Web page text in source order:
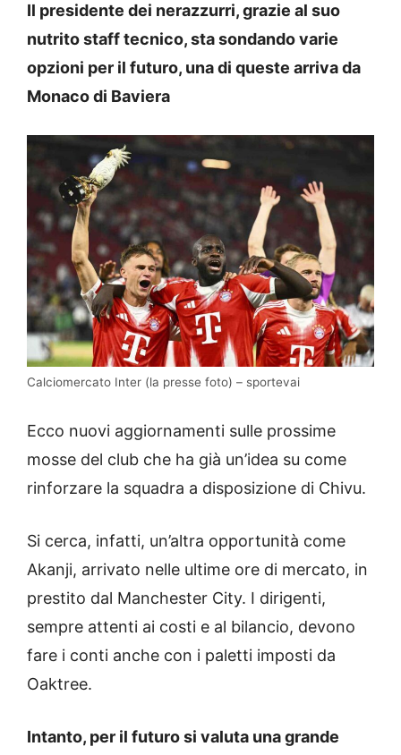
Il presidente dei nerazzurri, grazie al suo
nutrito staff tecnico, sta sondando varie
opzioni per il futuro, una di queste arriva da
Monaco di Baviera
Calciomercato Inter (la presse foto) – sportevai
Ecco nuovi aggiornamenti sulle prossime
mosse del club che ha già un’idea su come
rinforzare la squadra a disposizione di Chivu.
Si cerca, infatti, un’altra opportunità come
Akanji, arrivato nelle ultime ore di mercato, in
prestito dal Manchester City. I dirigenti,
sempre attenti ai costi e al bilancio, devono
fare i conti anche con i paletti imposti da
Oaktree.
Intanto, per il futuro si valuta una grande